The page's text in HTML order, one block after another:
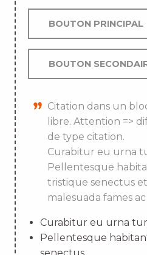
BOUTON PRINCIPAL
BOUTON
Citation dans un
libre. Attention =>
de type citation.
Curabitur eu urna
Pellentesque
tristique senectus
malesuada fames
Curabitur eu urna
Pellentesque